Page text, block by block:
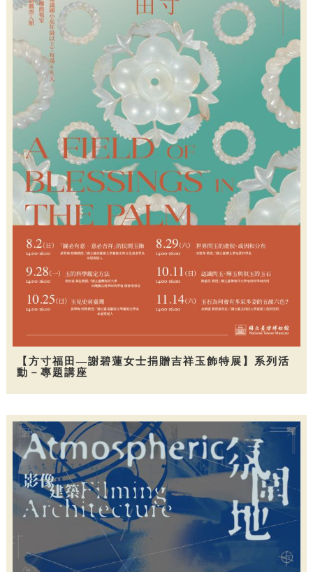
【方寸福田—謝碧蓮女士捐贈吉祥玉飾特展】系列活
動－專題講座